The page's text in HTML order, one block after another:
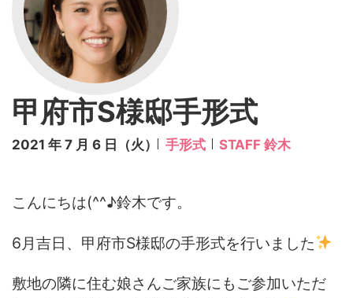
甲府市S様邸手形式
2021 年 7 月 6 日（火） 手形式 STAFF 鈴木
こんにちは(^^♪鈴木です。
6月吉日、甲府市S様邸の手形式を行いました
敷地の隣に住む娘さんご家族にもご参加いただ